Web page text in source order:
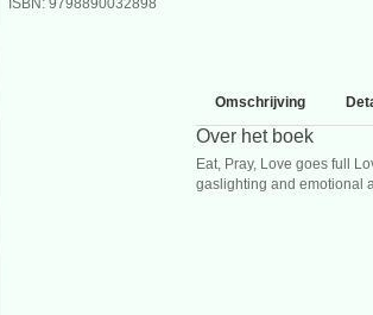
ISBN: 9798890032898
Omschrijving
Over het boek
Eat, Pray, Love goes full
gaslighting and emotional